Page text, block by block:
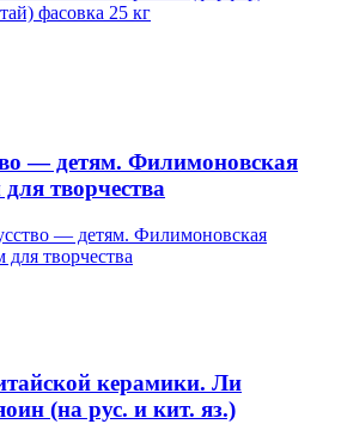
— детям. Филимоновская
творчества
керамики. Ли
(на рус. и кит. яз.)